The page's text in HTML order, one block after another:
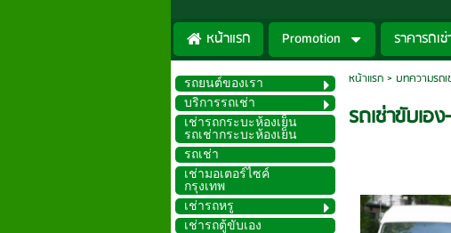
หน้าแรก Promotion ราคารถเช่
รถยนต์ของเรา
บริการรถเช่า
เช่ารถกระบะห้องเย็น
รถเช่ากระบะห้องเย็น
รถเช่า
เช่ามอเตอร์ไซค์
กรุงเทพ
เช่ารถหรู
เช่ารถตู้ขับเอง
หน้าแรก> บทความรถเ
รถเช่าขับเอ